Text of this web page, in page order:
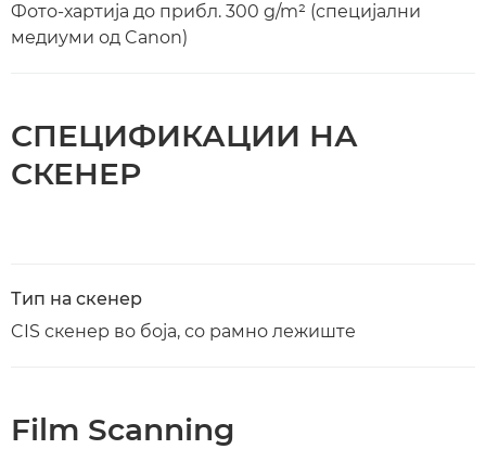
Фото-хартија до прибл. 300 g/m² (специјални
медиуми од Canon)
СПЕЦИФИКАЦИИ НА
СКЕНЕР
Тип на скенер
CIS скенер во боја, со рамно лежиште
Film Scanning